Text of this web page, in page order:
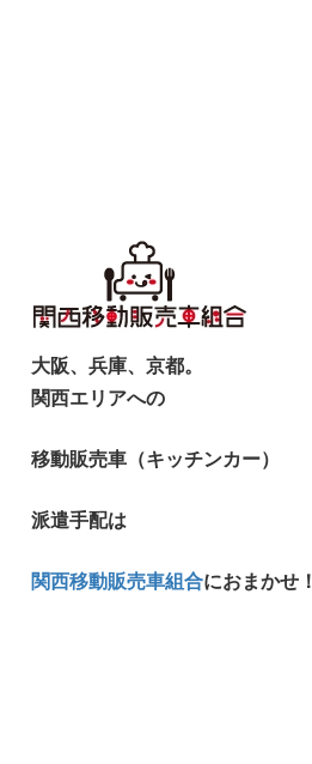
大阪、兵庫、京都。
関西エリアへの
移動販売車（キッチンカー）
派遣手配は
関西移動販売車組合におまかせ！